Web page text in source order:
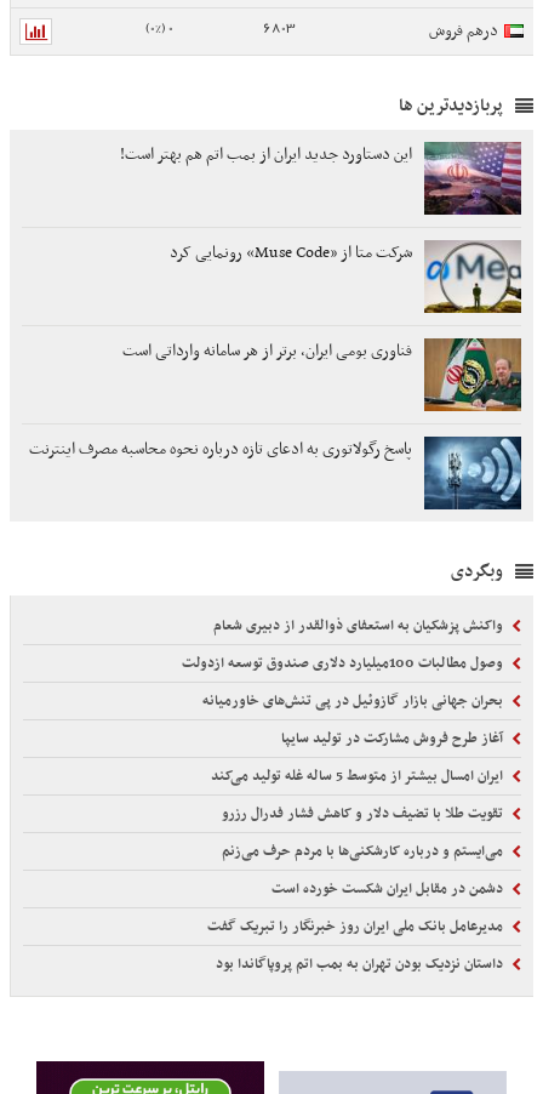
درهم فروش 6803
0 (0%)
پربازدیدترین ها
این دستاورد جدید ایران از بمب اتم هم بهتر است!
شرکت متا از «Muse Code» رونمایی کرد
فناوری بومی ایران، برتر از هر سامانه وارداتی است
پاسخ رگولاتوری به ادعای تازه درباره نحوه محاسبه مصرف اینترنت
وبگردی
واکنش پزشکیان به استعفای ذوالقدر از دبیری شعام
وصول مطالبات 100میلیارد دلاری صندوق توسعه ازدولت
بحران جهانی بازار گازوئیل در پی تنش‌های خاورمیانه
آغاز طرح فروش مشارکت در تولید سایپا
ایران امسال بیشتر از متوسط 5 ساله غله تولید می‌کند
تقویت طلا با تضیف دلار و کاهش فشار فدرال رزرو
می‌ایستم و درباره کارشکنی‌ها با مردم حرف می‌زنم
دشمن در مقابل ایران شکست خورده است
مدیرعامل بانک ملی ایران روز خبرنگار را تبریک گفت
داستان نزدیک بودن تهران به بمب اتم پروپاگاندا بود